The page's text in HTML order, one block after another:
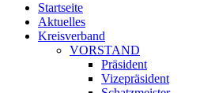
Startseite
Aktuelles
Kreisverband
VORSTAND
Präsident
Vizepräsident